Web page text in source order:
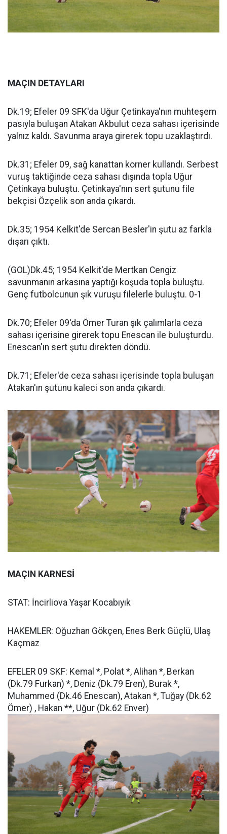
MAÇIN DETAYLARI
Dk.19; Efeler 09 SFK'da Uğur Çetinkaya'nın muhteşem
pasıyla buluşan Atakan Akbulut ceza sahası içerisinde
yalnız kaldı. Savunma araya girerek topu uzaklaştırdı.
Dk.31; Efeler 09, sağ kanattan korner kullandı. Serbest
vuruş taktiğinde ceza sahası dışında topla Uğur
Çetinkaya buluştu. Çetinkaya'nın sert şutunu file
bekçisi Özçelik son anda çıkardı.
Dk.35; 1954 Kelkit'de Sercan Besler'in şutu az farkla
dışarı çıktı.
(GOL)Dk.45; 1954 Kelkit'de Mertkan Cengiz
savunmanın arkasına yaptığı koşuda topla buluştu.
Genç futbolcunun şık vuruşu filelerle buluştu. 0-1
Dk.70; Efeler 09'da Ömer Turan şık çalımlarla ceza
sahası içerisine girerek topu Enescan ile buluşturdu.
Enescan'ın sert şutu direkten döndü.
Dk.71; Efeler'de ceza sahası içerisinde topla buluşan
Atakan'ın şutunu kaleci son anda çıkardı.
MAÇIN KARNESİ
STAT: İncirliova Yaşar Kocabıyık
HAKEMLER: Oğuzhan Gökçen, Enes Berk Güçlü, Ulaş
Kaçmaz
EFELER 09 SKF: Kemal *, Polat *, Alihan *, Berkan
(Dk.79 Furkan) *, Deniz (Dk.79 Eren), Burak *,
Muhammed (Dk.46 Enescan), Atakan *, Tuğay (Dk.62
Ömer) , Hakan **, Uğur (Dk.62 Enver)